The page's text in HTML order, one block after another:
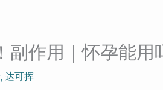
副作用｜怀孕能用
, 达可挥